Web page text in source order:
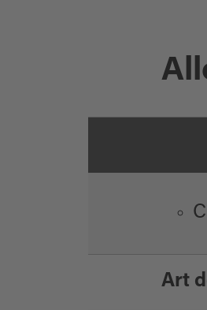
Art